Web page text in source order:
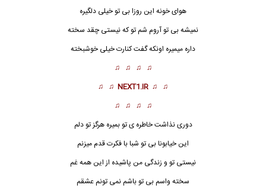
هوای خونه این روزا بی تو خیلی دلگیره
نمیشه بی تو آروم شم تو که نیستی چقد سخته
داره میمیره اونکه گفت کنارت خیلی خوشبخته
♫ ♫ ♫ ♫
♫ ♫
NEXT1.IR
♫ ♫
♫ ♫ ♫ ♫
دوری نذاشت خاطره ی تو بمیره هرگز تو دلم
این خیابونا بی تو شبا با فکرت قدم میزنم
نیستی تو و زندگی من پاشیده از این همه غم
سخته واسم بی تو باشم نمی تونم عشقم